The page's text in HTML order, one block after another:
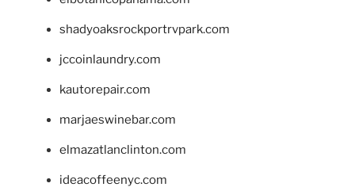
shadyoaksrockportrvpark.com
jccoinlaundry.com
kautorepair.com
marjaeswinebar.com
elmazatlanclinton.com
ideacoffeenyc.com